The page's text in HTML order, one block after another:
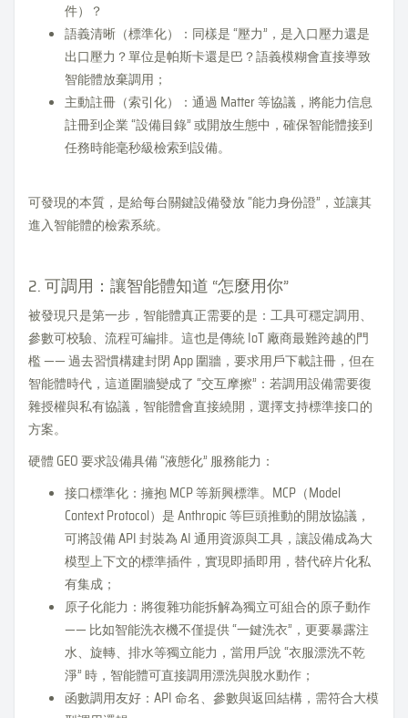
件）？
語義清晰（標準化）：同樣是 “壓力”，是入口壓力還是
出口壓力？單位是帕斯卡還是巴？語義模糊會直接導致
智能體放棄調用；
主動註冊（索引化）：通過 Matter 等協議，將能力信息
註冊到企業 “設備目錄” 或開放生態中，確保智能體接到
任務時能毫秒級檢索到設備。
可發現的本質，是給每台關鍵設備發放 “能力身份證”，並讓其
進入智能體的檢索系統。
2. 可調用：讓智能體知道 “怎麼用你”
被發現只是第一步，智能體真正需要的是：工具可穩定調用、
參數可校驗、流程可編排。這也是傳統 IoT 廠商最難跨越的門
檻 —— 過去習慣構建封閉 App 圍牆，要求用戶下載註冊，但在
智能體時代，這道圍牆變成了 “交互摩擦”：若調用設備需要復
雜授權與私有協議，智能體會直接繞開，選擇支持標準接口的
方案。
硬體 GEO 要求設備具備 “液態化” 服務能力：
接口標準化：擁抱 MCP 等新興標準。MCP（Model
Context Protocol）是 Anthropic 等巨頭推動的開放協議，
可將設備 API 封裝為 AI 通用資源與工具，讓設備成為大
模型上下文的標準插件，實現即插即用，替代碎片化私
有集成；
原子化能力：將復雜功能拆解為獨立可組合的原子動作
—— 比如智能洗衣機不僅提供 “一鍵洗衣”，更要暴露注
水、旋轉、排水等獨立能力，當用戶說 “衣服漂洗不乾
淨” 時，智能體可直接調用漂洗與脫水動作；
函數調用友好：API 命名、參數與返回結構，需符合大模